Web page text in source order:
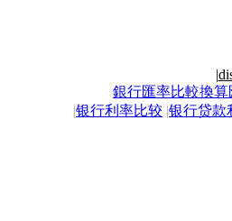
|
銀行匯率比較換算
|银行利率比较 |银行贷款